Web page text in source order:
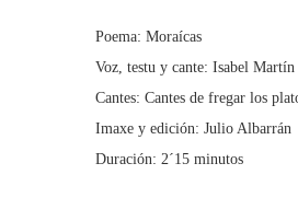
Poema: Moraícas
Voz, testu y cante: Isabel
Cantes: Cantes de fregar los
Imaxe y edición: Julio Albarrán
Duración: 2´15 minutos